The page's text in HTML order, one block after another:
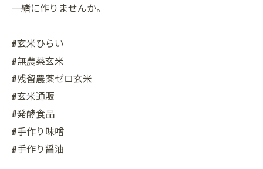
一緒に作りませんか。
#玄米ひらい
#無農薬玄米
#残留農薬ゼロ玄米
#玄米通販
#発酵食品
#手作り味噌
#手作り醤油